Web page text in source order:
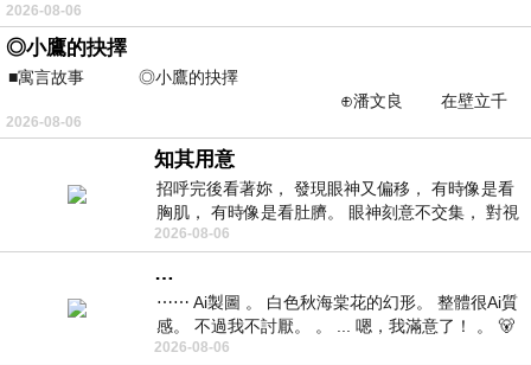
2026-08-06
◎小鷹的抉擇
■寓言故事 ◎小鷹的抉擇
⊕潘文良 在壁立千
仞的懸崖上，有一座遮天蔽
2026-08-06
知其用意
招呼完後看著妳， 發現眼神又偏移， 有時像是看
胸肌， 有時像是看肚臍。 眼神刻意不交集， 對視
視線不對齊， 讓我很難不
2026-08-06
…
⋯⋯ Ai製圖 。 白色秋海棠花的幻形。 整體很Ai質
感。 不過我不討厭。 。 ... 嗯，我滿意了！ 。 🐻
昨中
2026-08-06